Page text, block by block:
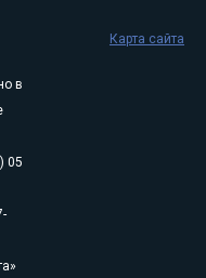
в
05
Карта сайта